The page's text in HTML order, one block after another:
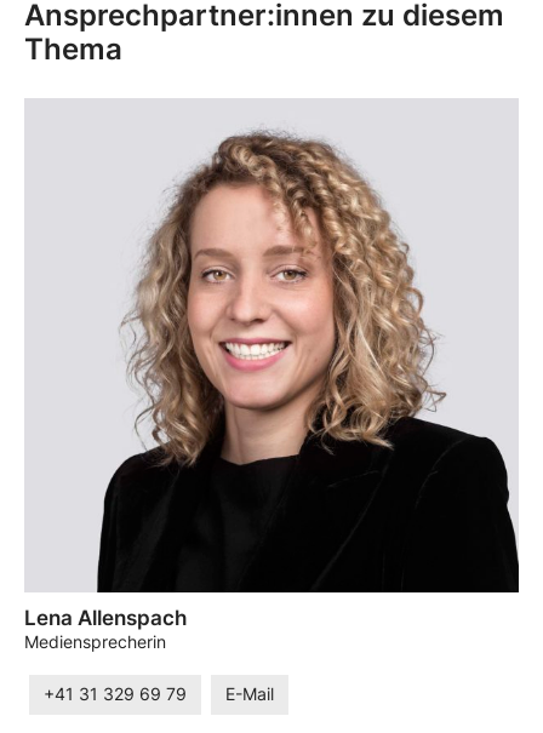
Ansprechpartner:innen zu diesem
Thema
Lena Allenspach
Mediensprecherin
+41 31 329 69 79 E-Mail